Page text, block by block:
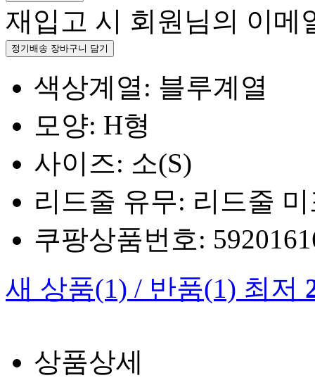
재입고 시 회원님의 이메
정기배송 장바구니 담기
색상계열: 블루계열
모양: H형
사이즈: 소(S)
리드줄 유무: 리드줄
쿠팡상품번호:
새 상품(1) / 반품(1) 최저
상품상세